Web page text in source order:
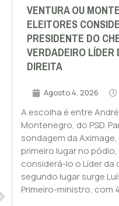
VENTURA OU
ELEITORES
PRESIDENTE DO
VERDADEIRO LÍDER
DIREITA
Agosto 4, 2026
A escolha é entre
Montenegro, do PSD.
sondagem da
primeiro lugar no
considerá-lo o Líder da
segundo lugar surge
Primeiro-ministro, com